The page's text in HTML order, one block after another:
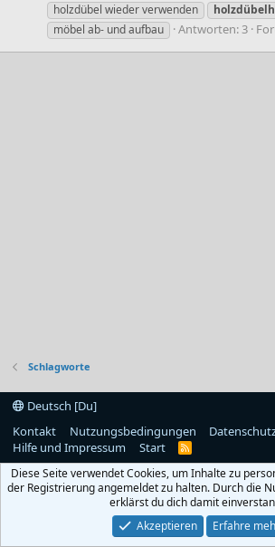
holzdübel wieder verwenden
möbel ab- und aufbau
Antworten: 3
Schlagworte
Deutsch [Du]
Kontakt
Nutzungsbedingungen
Hilfe und Impressum
Start
R
S
Diese Seite verwendet Cookies, um Inhalte zu
der Registrierung angemeldet zu halten. Durch die
erklärst du dich damit
Akzeptieren
Erfahre